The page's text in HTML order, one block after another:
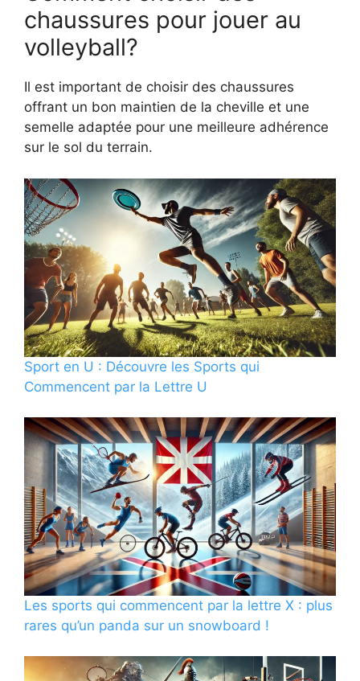
chaussures pour jouer au
volleyball?
Il est important de choisir des chaussures
offrant un bon maintien de la cheville et une
semelle adaptée pour une meilleure adhérence
sur le sol du terrain.
Sport en U : Découvre les Sports qui
Commencent par la Lettre U
Les sports qui commencent par la lettre X : plus
rares qu’un panda sur un snowboard !